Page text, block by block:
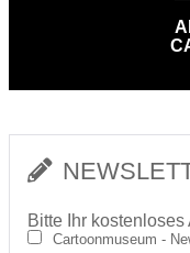
Bitte Ihr kostenloses
Cartoonmuseum -